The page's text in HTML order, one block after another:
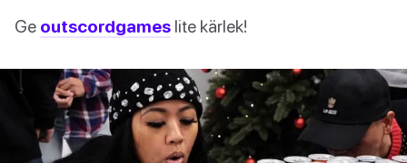
Ge outscordgames lite kärlek!